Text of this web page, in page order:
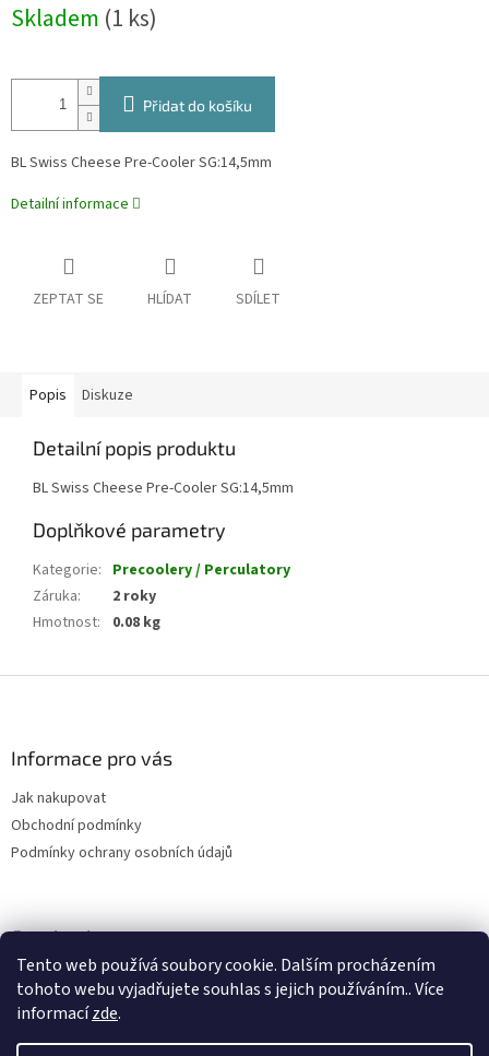
Tento web používá soubory cookie. Dalším procházením
tohoto webu vyjadřujete souhlas s jejich používáním.. Více
informacízde.
cena:
Skladem (1 ks)
Přidat do košíku
BL Swiss Cheese Pre-Cooler SG:14,5mm
Detailní informace
ZEPTAT SE HLÍDAT SDÍLET
Popis Diskuze
Detailní popis produktu
BL Swiss Cheese Pre-Cooler SG:14,5mm
Doplňkové parametry
Kategorie: Precoolery / Perculatory
Záruka:
2 roky
Hmotnost: 0.08 kg
Informace pro vás
Jak nakupovat
Obchodní podmínky
Podmínky ochrany osobních údajů
Facebook